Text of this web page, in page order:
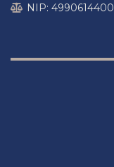
NIP: 4990614400